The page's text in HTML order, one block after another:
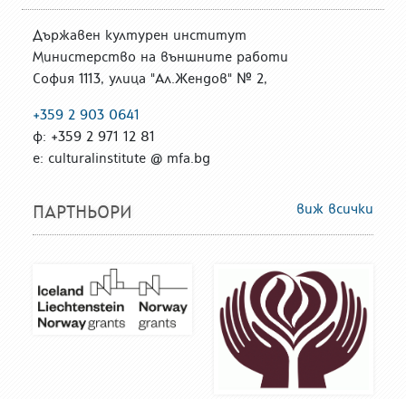
Държавен културен институт
Министерство на външните работи
София 1113, улица "Ал.Жендов" № 2,
+359 2 903 0641
ф: +359 2 971 12 81
е: culturalinstitute @ mfa.bg
ПАРТНЬОРИ виж всички